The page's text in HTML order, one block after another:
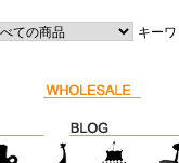
キー